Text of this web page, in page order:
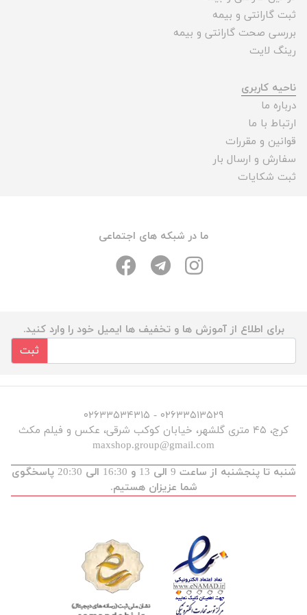
ثبت گارانتی و بیمه
بررسی صحت گارانتی و بیمه
رینگ لایت
ناحیه کاربری
درباره ما
ارتباط با ما
قوانین و مقررات
سفارش و ارسال بار
ثبت شکایات
ما در شبکه های اجتماعی
برای اطلاع از آموزش ها و تخفیف ها ایمیل خود را وارد کنید.
ثبت
۰۲۶۳۳۵۱۳۵۲۹ - ۰۲۶۳۳۵۳۴۳۱۵
کرج، ۴۵ متری گلشهر، خیابان کوکب شرقی، عکس و فیلم مکث
maxshop.group@gmail.com
شنبه تا پنجشنبه از ساعت 9 الی 13 و 16:30 الی 20:30 پاسخگوی
شما عزیزان هستیم.